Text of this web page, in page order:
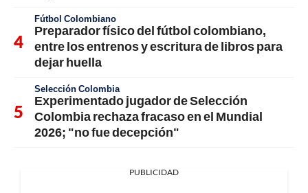
Fútbol Colombiano
Preparador físico del fútbol colombiano,
entre los entrenos y escritura de libros para
dejar huella
Selección Colombia
Experimentado jugador de Selección
Colombia rechaza fracaso en el Mundial
2026; "no fue decepción"
PUBLICIDAD